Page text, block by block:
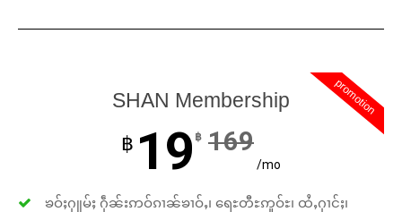
promotion
SHAN Membership
฿ 19 ฿ 169
/mo
ၶဝ်ႈႁူမ်ႈ ႁဵၼ်းဢဝ်ၵၢၼ်ၶၢဝ်ႇ၊ ရေႊတီႊဢူဝ်ႊ၊ ထႆႇႁၢင်ႈ၊